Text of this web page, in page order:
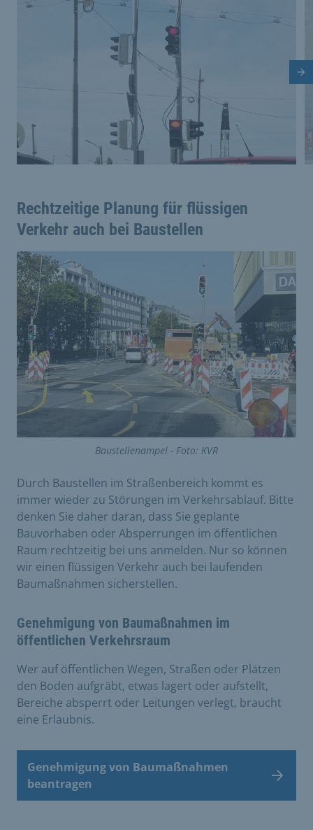
Rechtzeitige Planung für flüssigen
Verkehr auch bei Baustellen
Baustellenampel - Foto: KVR
Durch Baustellen im Straßenbereich kommt es
immer wieder zu Störungen im Verkehrsablauf. Bitte
denken Sie daher daran, dass Sie geplante
Bauvorhaben oder Absperrungen im öffentlichen
Raum rechtzeitig bei uns anmelden. Nur so können
wir einen flüssigen Verkehr auch bei laufenden
Baumaßnahmen sicherstellen.
Genehmigung von Baumaßnahmen im
öffentlichen Verkehrsraum
Wer auf öffentlichen Wegen, Straßen oder Plätzen
den Boden aufgräbt, etwas lagert oder aufstellt,
Bereiche absperrt oder Leitungen verlegt, braucht
eine Erlaubnis.
Genehmigung von Baumaßnahmen
beantragen